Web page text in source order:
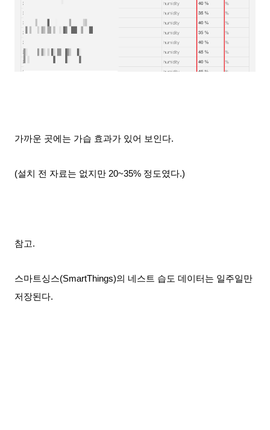
가까운 곳에는 가습 효과가 있어 보인다.
(설치 전 자료는 없지만 20~35% 정도였다.)
참고.
스마트싱스(SmartThings)의 네스트 습도 데이터는 일주일만
저장된다.